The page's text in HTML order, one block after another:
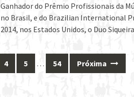
Ganhador do Prêmio Profissionais da
no Brasil, e do Brazilian International
2014, nos Estados Unidos, o Duo
4 5 … 54 Próxima